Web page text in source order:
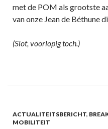
met de POM als grootste
van onze Jean de Béthune
(Slot, voorlopig toch.)
ACTUALITEITSBERICHT,
MOBILITEIT